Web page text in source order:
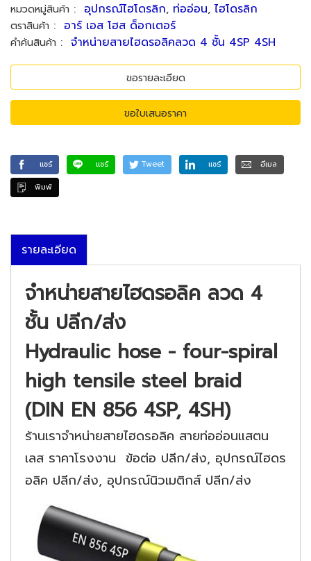
หมวดหมู่สินค้า : อุปกรณ์ไฮโดรลิก, ท่ออ่อน, ไฮโดรลิก
ตราสินค้า : อาร์ เอส โฮส ด็อกเตอร์
คำค้นสินค้า : จำหน่ายสายไฮดรอลิคลวด 4 ชั้น 4SP 4SH
ขอรายละเอียด
ขอใบเสนอราคา
แชร์ แชร์ Tweet แชร์
อีเมล
พิมพ์
รายละเอียด
จำหน่ายสายไฮดรอลิค ลวด 4
ชั้น ปลีก/ส่ง
Hydraulic hose - four-spiral
high tensile steel braid
(DIN EN 856 4SP, 4SH)
ร้านเราจำหน่ายสายไฮดรอลิค สายท่ออ่อนแสตน
เลส ราคาโรงงาน ข้อต่อ ปลีก/ส่ง, อุปกรณ์ไฮดร
อลิค ปลีก/ส่ง, อุปกรณ์นิวเมติกส์ ปลีก/ส่ง